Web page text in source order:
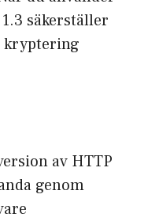
säkerställer
kryptering
av HTTP
genom